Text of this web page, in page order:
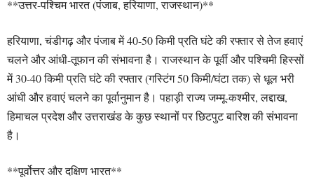
**उत्तर-पश्चिम भारत (पंजाब, हरियाणा, राजस्थान)**
हरियाणा, चंडीगढ़ और पंजाब में 40-50 किमी प्रति घंटे की रफ्तार से तेज हवाएं
चलने और आंधी-तूफान की संभावना है। राजस्थान के पूर्वी और पश्चिमी हिस्सों
में 30-40 किमी प्रति घंटे की रफ्तार (गस्टिंग 50 किमी/घंटा तक) से धूल भरी
आंधी और हवाएं चलने का पूर्वानुमान है। पहाड़ी राज्य जम्मू-कश्मीर, लद्दाख,
हिमाचल प्रदेश और उत्तराखंड के कुछ स्थानों पर छिटपुट बारिश की संभावना
है।
**पूर्वोत्तर और दक्षिण भारत**